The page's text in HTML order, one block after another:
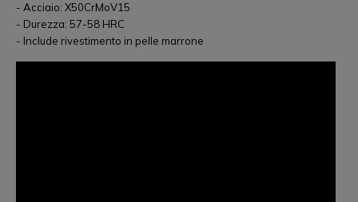
- Acciaio: X50CrMoV15
- Durezza: 57-58 HRC
- Include rivestimento in pelle marrone